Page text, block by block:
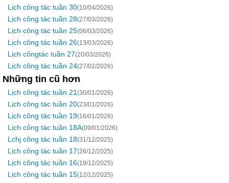
Lịch công tác tuần 30(10/04/2026)
Lịch công tác tuần 28(27/03/2026)
Lịch công tác tuần 25(06/03/2026)
Lịch công tác tuần 26(13/03/2026)
Lịch côngtác tuần 27(20/03/2026)
Lịch công tác tuần 24(27/02/2026)
Những tin cũ hơn
Lịch công tác tuần 21 (30/01/2026)
Lịch công tác tuần 20(23/01/2026)
Lịch công tác tuần 19(16/01/2026)
Lịch công tác tuần 18A(09/01/2026)
Lchj công tác tuần 18(31/12/2025)
Lịch công tác tuần 17(26/12/2025)
Lịch công tác tuần 16(19/12/2025)
Lịch công tác tuần 15(12/12/2025)